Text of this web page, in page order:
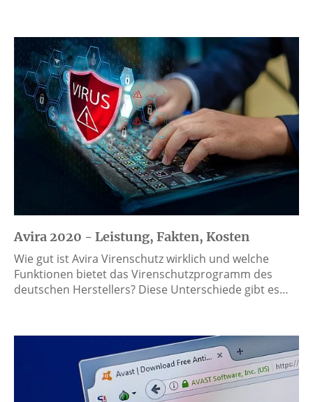
Avira 2020 - Leistung, Fakten, Kosten
Wie gut ist Avira Virenschutz wirklich und welche
Funktionen bietet das Virenschutzprogramm des
deutschen Herstellers? Diese Unterschiede gibt es…